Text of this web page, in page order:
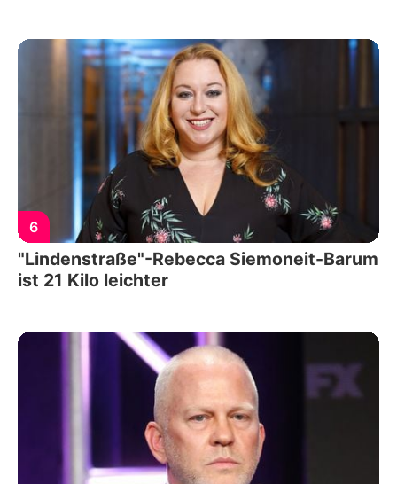
6
"Lindenstraße"-Rebecca Siemoneit-Barum
ist 21 Kilo leichter